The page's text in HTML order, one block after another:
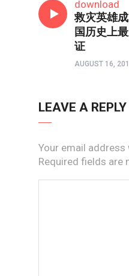
download
救灾英雄
国历史上
证
AUGUST 16,
LEAVE A REPLY
Your email address
Required fields are